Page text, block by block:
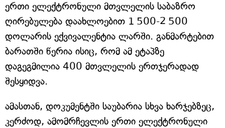
ერთი ელექტრონული მთვლელის საბაზრო
ღირებულება დაახლოებით 1 500-2 500
დოლარის ექვივალენტია ლარში. განმარტებით
ბარათში წერია ისიც, რომ ამ ეტაპზე
დაგეგმილია 400 მთვლელის ერთჯერადად
შესყიდვა.
ამასთან, დოკუმენტში საუბარია სხვა ხარჯებზეც,
კერძოდ, ამომრჩევლის ერთი ელექტრონული